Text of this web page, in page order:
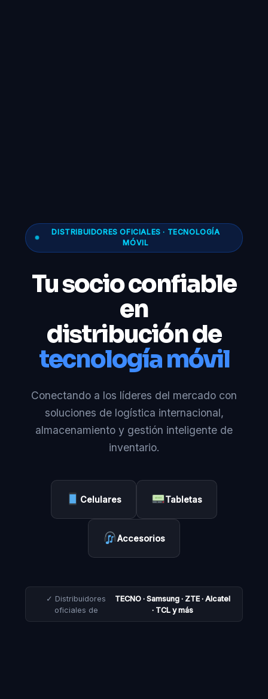
DISTRIBUIDORES OFICIALES · TECNOLOGÍA
MÓVIL
Tu socio confiable
en
distribución de
tecnología móvil
Conectando a los líderes del mercado con
soluciones de logística internacional,
almacenamiento y gestión inteligente de
inventario.
Celulares Tabletas
Accesorios
✓ Distribuidores
oficiales de
TECNO · Samsung · ZTE · Alcatel
· TCL y más